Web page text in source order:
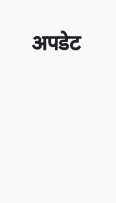
अपडेट